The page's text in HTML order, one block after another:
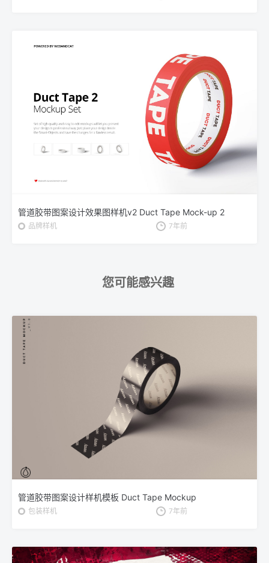
管道胶带图案设计效果图样机v2 Duct Tape Mock-up 2
品牌样机 7年前
您可能感兴趣
管道胶带图案设计样机模板 Duct Tape Mockup
包装样机 7年前